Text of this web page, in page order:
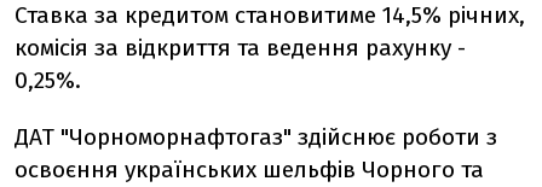
Ставка за кредитом становитиме 14,5% річних,
комісія за відкриття та ведення рахунку -
0,25%.
ДАТ "Чорноморнафтогаз" здійснює роботи з
освоєння українських шельфів Чорного та